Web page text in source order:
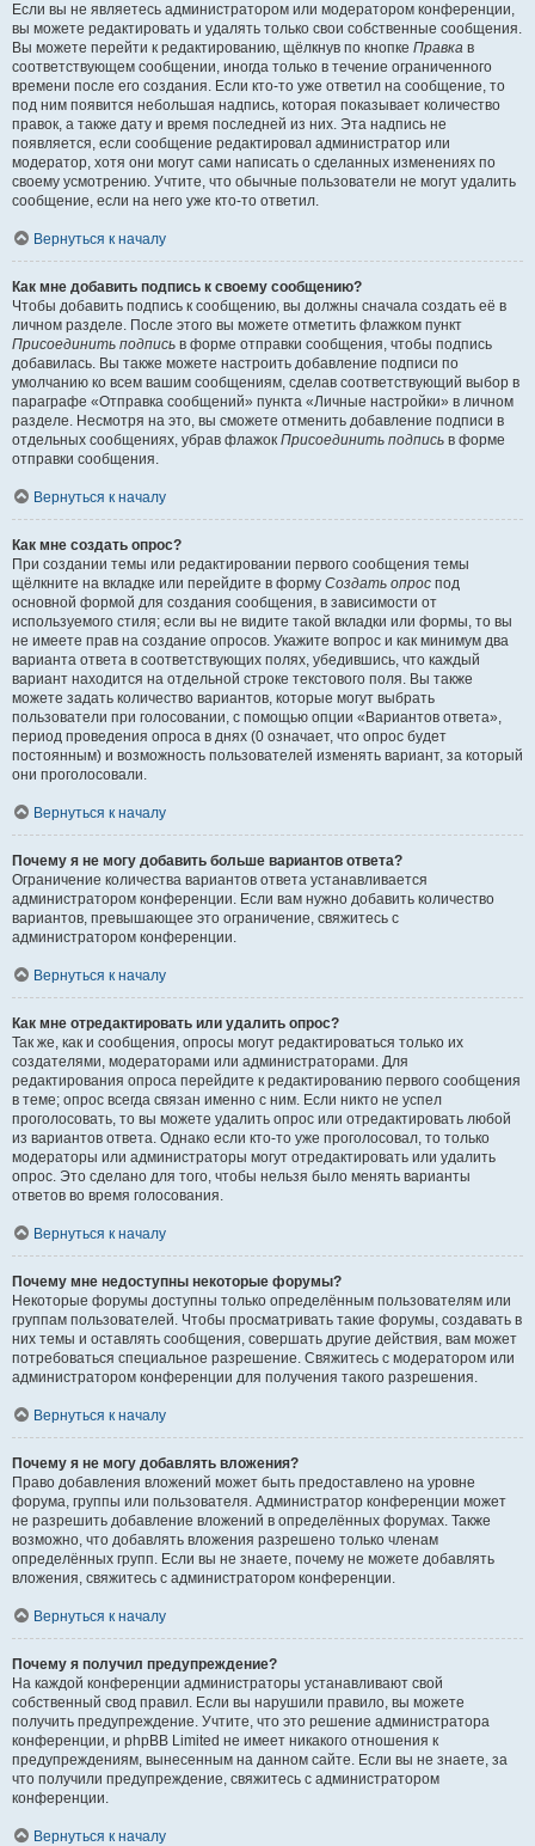
Если вы не являетесь администратором или модератором конференции,
вы можете редактировать и удалять только свои собственные сообщения.
Вы можете перейти к редактированию, щёлкнув по кнопке Правка в
соответствующем сообщении, иногда только в течение ограниченного
времени после его создания. Если кто-то уже ответил на сообщение, то
под ним появится небольшая надпись, которая показывает количество
правок, а также дату и время последней из них. Эта надпись не
появляется, если сообщение редактировал администратор или
модератор, хотя они могут сами написать о сделанных изменениях по
своему усмотрению. Учтите, что обычные пользователи не могут удалить
сообщение, если на него уже кто-то ответил.
Вернуться к началу
Как мне добавить подпись к своему сообщению?
Чтобы добавить подпись к сообщению, вы должны сначала создать её в
личном разделе. После этого вы можете отметить флажком пункт
Присоединить подпись в форме отправки сообщения, чтобы подпись
добавилась. Вы также можете настроить добавление подписи по
умолчанию ко всем вашим сообщениям, сделав соответствующий выбор в
параграфе «Отправка сообщений» пункта «Личные настройки» в личном
разделе. Несмотря на это, вы сможете отменить добавление подписи в
отдельных сообщениях, убрав флажок Присоединить подпись в форме
отправки сообщения.
Вернуться к началу
Как мне создать опрос?
При создании темы или редактировании первого сообщения темы
щёлкните на вкладке или перейдите в форму Создать опрос под
основной формой для создания сообщения, в зависимости от
используемого стиля; если вы не видите такой вкладки или формы, то вы
не имеете прав на создание опросов. Укажите вопрос и как минимум два
варианта ответа в соответствующих полях, убедившись, что каждый
вариант находится на отдельной строке текстового поля. Вы также
можете задать количество вариантов, которые могут выбрать
пользователи при голосовании, с помощью опции «Вариантов ответа»,
период проведения опроса в днях (0 означает, что опрос будет
постоянным) и возможность пользователей изменять вариант, за который
они проголосовали.
Вернуться к началу
Почему я не могу добавить больше вариантов ответа?
Ограничение количества вариантов ответа устанавливается
администратором конференции. Если вам нужно добавить количество
вариантов, превышающее это ограничение, свяжитесь с
администратором конференции.
Вернуться к началу
Как мне отредактировать или удалить опрос?
Так же, как и сообщения, опросы могут редактироваться только их
создателями, модераторами или администраторами. Для
редактирования опроса перейдите к редактированию первого сообщения
в теме; опрос всегда связан именно с ним. Если никто не успел
проголосовать, то вы можете удалить опрос или отредактировать любой
из вариантов ответа. Однако если кто-то уже проголосовал, то только
модераторы или администраторы могут отредактировать или удалить
опрос. Это сделано для того, чтобы нельзя было менять варианты
ответов во время голосования.
Вернуться к началу
Почему мне недоступны некоторые форумы?
Некоторые форумы доступны только определённым пользователям или
группам пользователей. Чтобы просматривать такие форумы, создавать в
них темы и оставлять сообщения, совершать другие действия, вам может
потребоваться специальное разрешение. Свяжитесь с модератором или
администратором конференции для получения такого разрешения.
Вернуться к началу
Почему я не могу добавлять вложения?
Право добавления вложений может быть предоставлено на уровне
форума, группы или пользователя. Администратор конференции может
не разрешить добавление вложений в определённых форумах. Также
возможно, что добавлять вложения разрешено только членам
определённых групп. Если вы не знаете, почему не можете добавлять
вложения, свяжитесь с администратором конференции.
Вернуться к началу
Почему я получил предупреждение?
На каждой конференции администраторы устанавливают свой
собственный свод правил. Если вы нарушили правило, вы можете
получить предупреждение. Учтите, что это решение администратора
конференции, и phpBB Limited не имеет никакого отношения к
предупреждениям, вынесенным на данном сайте. Если вы не знаете, за
что получили предупреждение, свяжитесь с администратором
конференции.
Вернуться к началу